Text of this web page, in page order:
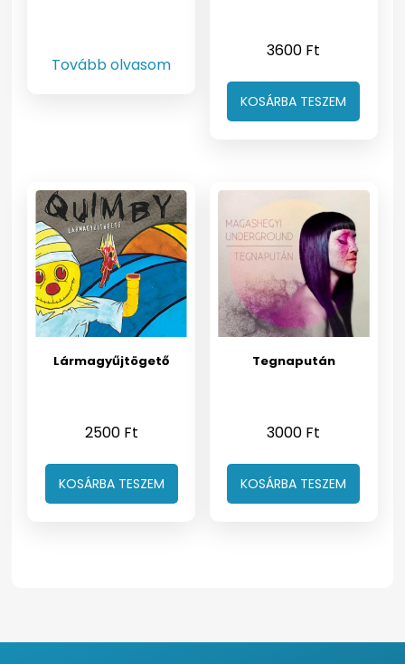
Tovább olvasom
3600 Ft
KOSÁRBA TESZEM
Lármagyűjtögető
2500 Ft
KOSÁRBA TESZEM
Tegnapután
3000 Ft
KOSÁRBA TESZEM